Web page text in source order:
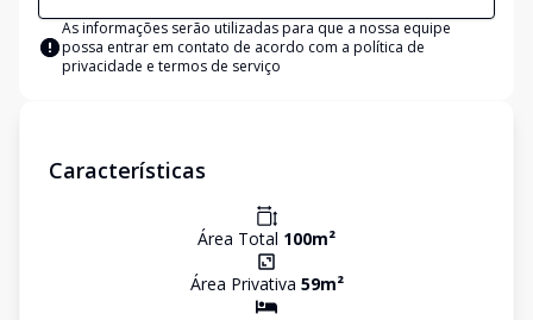
As informações serão utilizadas para que a nossa equipe
possa entrar em contato de acordo com a política de
privacidade e termos de serviço
Características
Área Total 100m²
Área Privativa 59m²